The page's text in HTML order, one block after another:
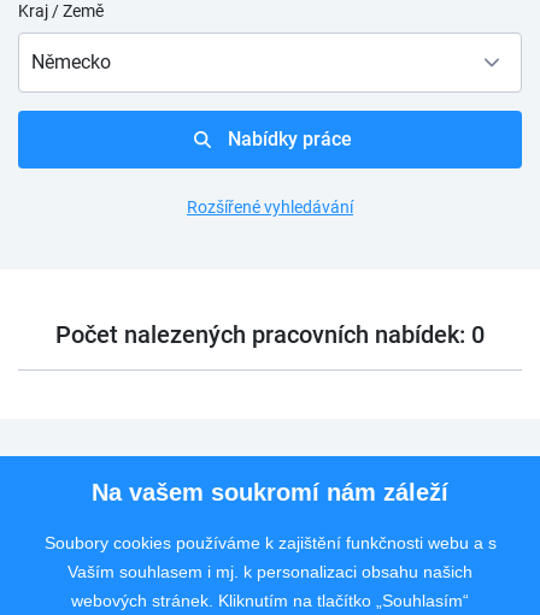
Kraj / Země
Německo
Nabídky práce
Rozšířené vyhledávání
Počet nalezených pracovních nabídek: 0
Pro uchazeče
Rychlý kontakt
Na vašem soukromí nám záleží
Soubory cookies používáme k zajištění funkčnosti webu a s
Vaším souhlasem i mj. k personalizaci obsahu našich
webových stránek. Kliknutím na tlačítko „Souhlasím“